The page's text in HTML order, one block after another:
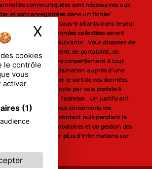
cookies
le contrôle
vous
activer
(1)
X Masquer le
communiquées sont nécessaires aux
et sont enregistrées dans un fichier
destinées à et ses sous-traitants dans le seul
message. Les données collectées seront
seuls destinataires suivants: . Vous disposez de
d’effacement, de portabilité, de
de retrait de votre consentement à tout
d’introduire une réclamation auprès d’une
ainsi que d’organiser le sort de vos données
pouvez exercer ces droits par voie postale à
électronique à l'adresse . Un justificatif
être demandé. Nous conservons vos
période de prise de contact puis pendant la
légale aux fins probatoires et de gestion des
le site cnil.fr pour plus d’informations sur